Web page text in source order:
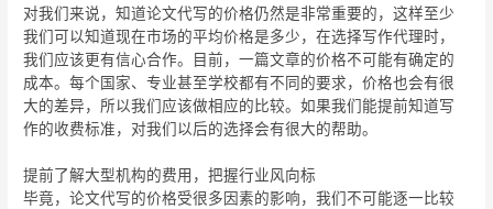
对我们来说，知道论文代写的价格仍然是非常重要的，这样至少
我们可以知道现在市场的平均价格是多少，在选择写作代理时，
我们应该更有信心合作。目前，一篇文章的价格不可能有确定的
成本。每个国家、专业甚至学校都有不同的要求，价格也会有很
大的差异，所以我们应该做相应的比较。如果我们能提前知道写
作的收费标准，对我们以后的选择会有很大的帮助。
提前了解大型机构的费用，把握行业风向标
毕竟，论文代写的价格受很多因素的影响，我们不可能逐一比较